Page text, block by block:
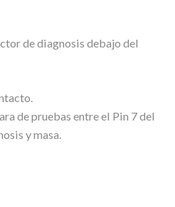
de diagnosis debajo del
de pruebas entre el Pin 7 del
y masa.